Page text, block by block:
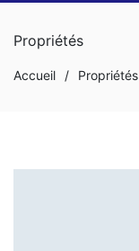
Propriétés
Accueil / Propriétés